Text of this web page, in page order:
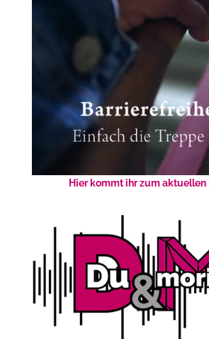
Hier kommt ihr zum aktuellen